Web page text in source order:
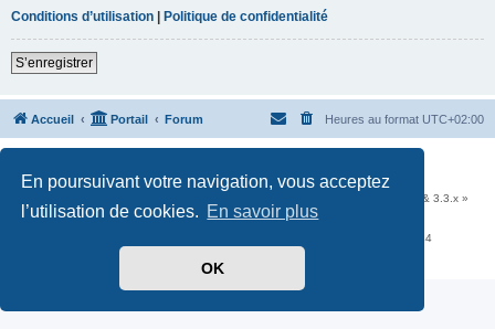
En poursuivant votre navigation, vous acceptez
l’utilisation de cookies. En savoir plus
OK
Conditions d’utilisation
Politique de confidentialité
S’enregistrer
Accueil Portail Forum Heures au format UTC+02:00
Traduit parphpBB-fr.com
: « Traductions d'extensions & styles pour phpBB 3.2.x & 3.3.x »
Forum hébergé par les services d’Infomaniak Network SA
Avenue de la Praille, 26 - 1227 Carouge - Suisse - tél +41 22 820 35 44